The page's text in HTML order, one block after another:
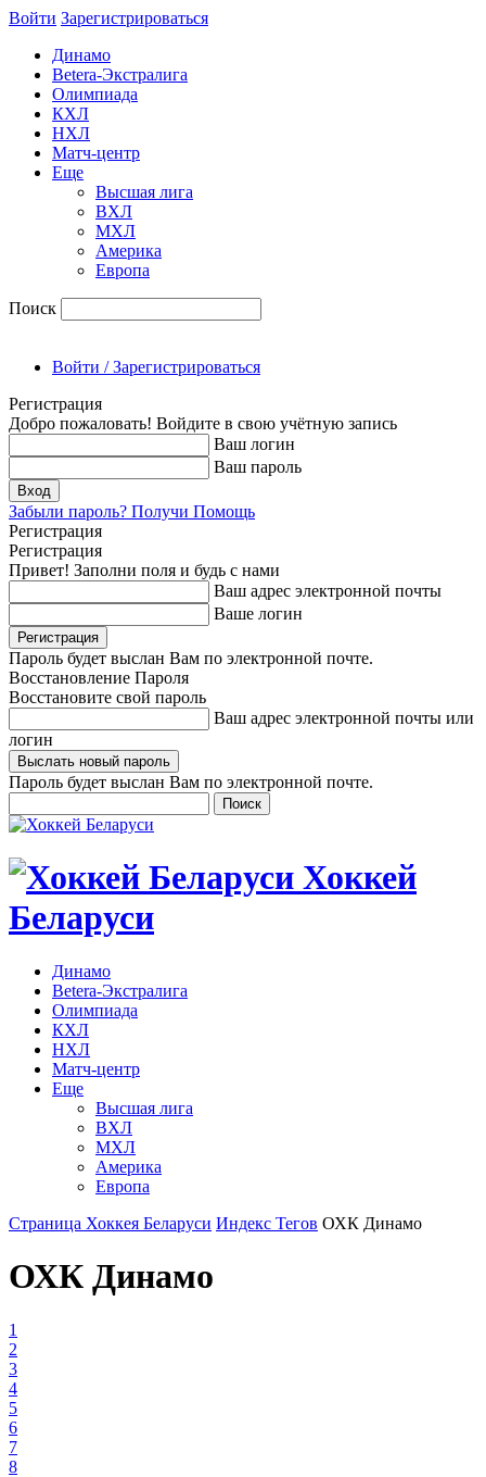
Войти Зарегиcтрироваться
Динамо
Betera-Экстралига
Олимпиада
КХЛ
НХЛ
Матч-центр
Еще
Высшая лига
ВХЛ
МХЛ
Америка
Европа
Поиск
Войти / Зарегистрироваться
Регистрация
Добро пожаловать! Войдите в свою учётную запись
Ваш логин
Ваш пароль
Забыли пароль? Получи Помощь
Регистрация
Регистрация
Привет! Заполни поля и будь с нами
Ваш адрес электронной почты
Ваше логин
Пароль будет выслан Вам по электронной почте.
Восстановление Пароля
Восстановите свой пароль
Ваш адрес электронной почты или
логин
Пароль будет выслан Вам по электронной почте.
Хоккей
Беларуси
Динамо
Betera-Экстралига
Олимпиада
КХЛ
НХЛ
Матч-центр
Еще
Высшая лига
ВХЛ
МХЛ
Америка
Европа
Страница Хоккея Беларуси Индекс Тегов ОХК Динамо
ОХК Динамо
1
2
3
4
5
6
7
8